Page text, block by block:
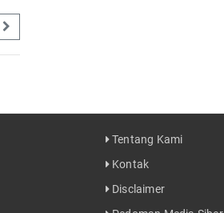
Tentang Kami
Kontak
Disclaimer